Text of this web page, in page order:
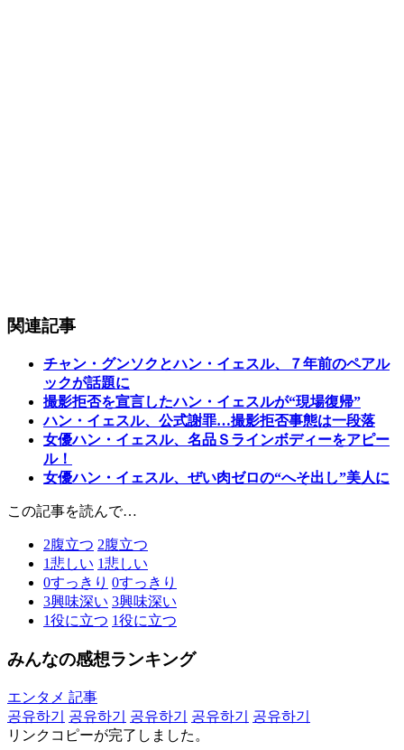
関連記事
チャン・グンソクとハン・イェスル、７年前のペアル
ックが話題に
撮影拒否を宣言したハン・イェスルが“現場復帰”
ハン・イェスル、公式謝罪…撮影拒否事態は一段落
女優ハン・イェスル、名品Ｓラインボディーをアピー
ル！
女優ハン・イェスル、ぜい肉ゼロの“へそ出し”美人に
この記事を読んで…
2腹立つ 2腹立つ
1悲しい 1悲しい
0すっきり 0すっきり
3興味深い 3興味深い
1役に立つ 1役に立つ
みんなの感想ランキング
エンタメ 記事
공유하기
공유하기 공유하기 공유하기
공유하기
リンクコピーが完了しました。